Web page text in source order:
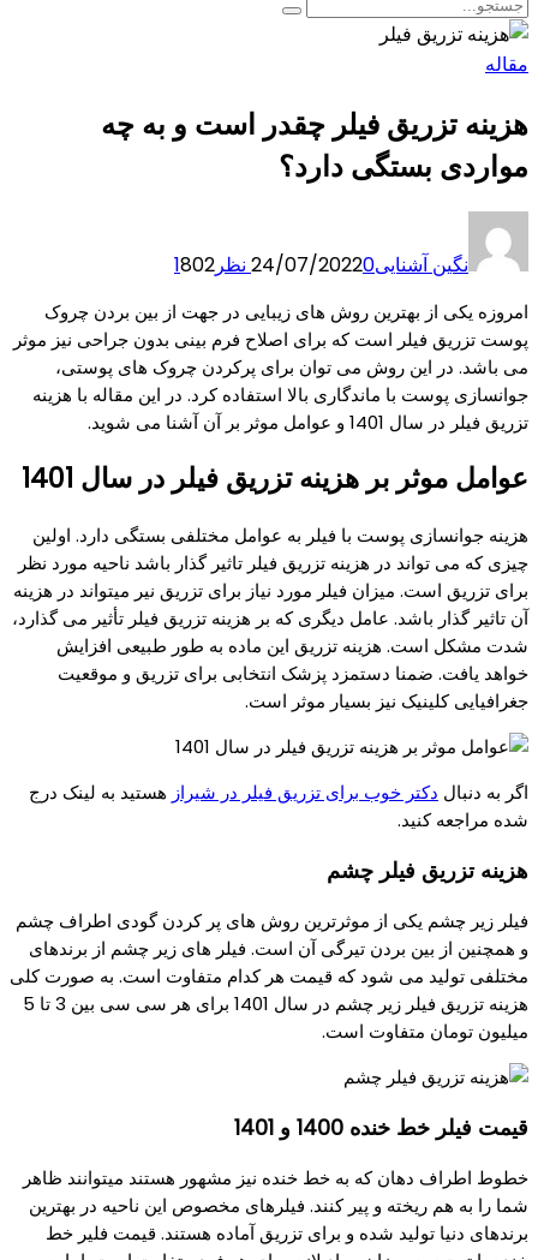
مقاله
هزینه تزریق فیلر چقدر است و به چه
مواردی بستگی دارد؟
نگین آشنایی 24/07/20220 نظر 1802
امروزه یکی از بهترین روش های زیبایی در جهت از بین بردن چروک
پوست تزریق فیلر است که برای اصلاح فرم بینی بدون جراحی نیز موثر
می باشد. در این روش می توان برای پرکردن چروک های پوستی،
جوانسازی پوست با ماندگاری بالا استفاده کرد. در این مقاله با هزینه
تزریق فیلر در سال 1401 و عوامل موثر بر آن آشنا می شوید.
عوامل موثر بر هزینه تزریق فیلر در سال 1401
هزینه جوانسازی پوست با فیلر به عوامل مختلفی بستگی دارد. اولین
چیزی که می تواند در هزینه تزریق فیلر تاثیر گذار باشد ناحیه مورد نظر
برای تزریق است. میزان فیلر مورد نیاز برای تزریق نیر میتواند در هزینه
آن تاثیر گذار باشد. عامل دیگری که بر هزینه تزریق فیلر تأثیر می گذارد،
شدت مشکل است. هزینه تزریق این ماده به طور طبیعی افزایش
خواهد یافت. ضمنا دستمزد پزشک انتخابی برای تزریق و موقعیت
جغرافیایی کلینیک نیز بسیار موثر است.
اگر به دنبال دکتر خوب برای تزریق فیلر در شیراز هستید به لینک درج
شده مراجعه کنید.
هزینه تزریق فیلر چشم
فیلر زیر چشم یکی از موثرترین روش های پر کردن گودی اطراف چشم
و همچنین از بین بردن تیرگی آن است. فیلر های زیر چشم از برندهای
مختلفی تولید می شود که قیمت هر کدام متفاوت است. به صورت کلی
هزینه تزریق فیلر زیر چشم در سال 1401 برای هر سی سی بین 3 تا 5
میلیون تومان متفاوت است.
قیمت فیلر خط خنده 1400 و 1401
خطوط اطراف دهان که به خط خنده نیز مشهور هستند میتوانند ظاهر
شما را به هم ریخته و پیر کنند. فیلرهای مخصوص این ناحیه در بهترین
برندهای دنیا تولید شده و برای تزریق آماده هستند. قیمت فلیر خط